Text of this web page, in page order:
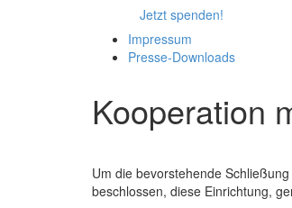
Jetzt spenden!
Impressum
Presse-Downloads
Kooperation
Um die bevorstehende
beschlossen, diese Einrichtung,